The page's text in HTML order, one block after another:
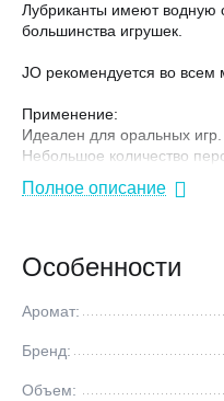
Лубриканты имеют водную
большинства игрушек.
JO рекомендуется во
Применение:
Идеален для оральных игр.
Небольшое количество
Состав:
Глицерин, вода,
Коллекция: Flavored
Объем: 2 х 30 мл.
Полное описание
Особенности
Аромат:
Бренд:
Объем: